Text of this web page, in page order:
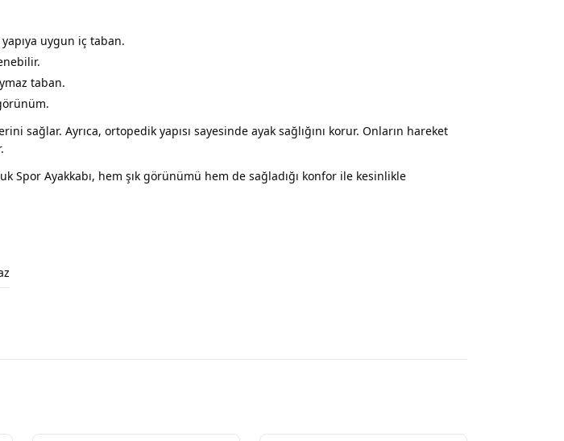
uygun iç taban.
taban.
sağlar. Ayrıca, ortopedik yapısı sayesinde ayak sağlığını korur. Onların hareket
Spor Ayakkabı, hem şık görünümü hem de sağladığı konfor ile kesinlikle